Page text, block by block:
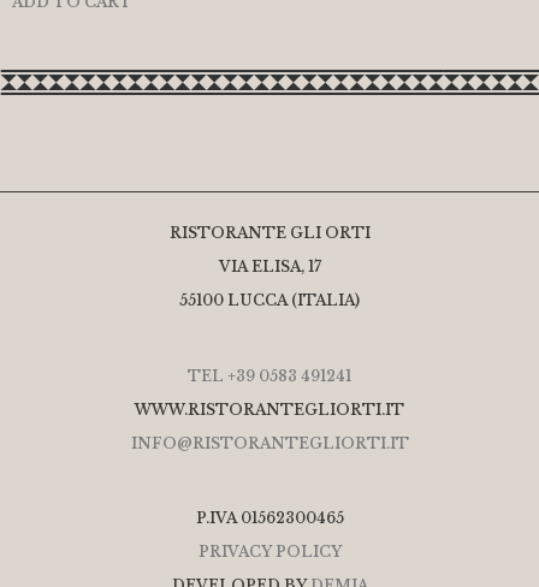
RISTORANTE GLI ORTI
VIA ELISA, 17
55100 LUCCA (ITALIA)
TEL +39 0583 491241
WWW.RISTORANTEGLIORTI.IT
INFO@RISTORANTEGLIORTI.IT
P.IVA 01562300465
PRIVACY POLICY